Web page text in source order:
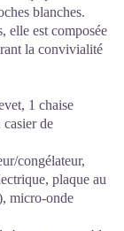
blanches.
elle est composée
la convivialité
1 chaise
de
congélateur,
plaque au
micro-onde